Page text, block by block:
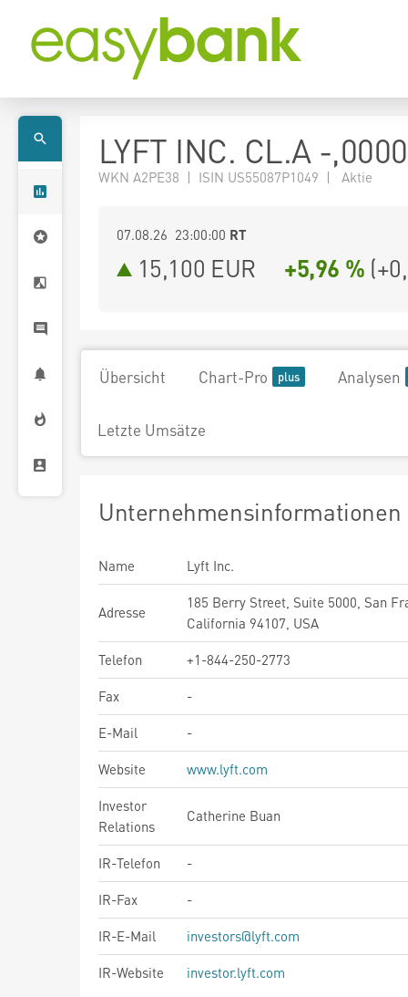
LYFT INC. CL.A -
WKN A2PE38 | ISIN US55087P1049 | Aktie
07.08.26 23:00:00 RT
15,100 EUR +5,96 % (
Übersicht Chart-Pro Analysen
Letzte Umsätze
Unternehmensinformationen
Name Lyft Inc.
Adresse
185 Berry Street, Suite 5000, San
California 94107, USA
Telefon
+1-844-250-2773
Fax
-
E-Mail
-
Website
www.lyft.com
Investor
Relations
Catherine Buan
IR-Telefon
-
IR-Fax
-
IR-E-Mail
investors@lyft.com
IR-Website
investor.lyft.com